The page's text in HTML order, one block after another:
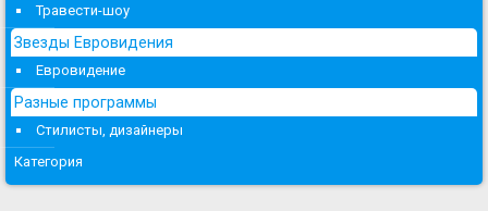
Травести-шоу
Звезды Евровидения
Евровидение
Разные программы
Стилисты, дизайнеры
Категория